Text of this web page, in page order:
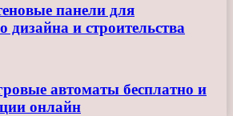
панели для
дизайна и строительства
автоматы бесплатно и
онлайн